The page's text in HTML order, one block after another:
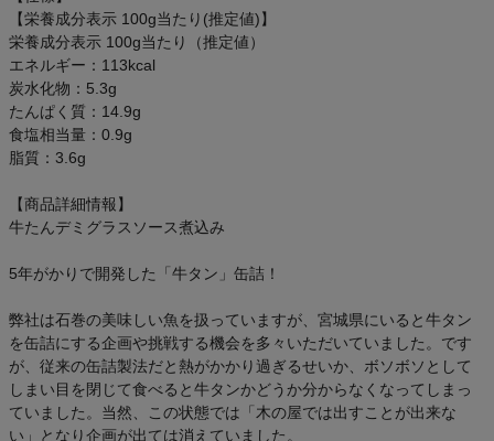
アウトレットセール
スタッフコーディネート
スタッフブログ
【栄養成分表示 100g当たり(推定値)】
栄養成分表示 100g当たり（推定値）
エネルギー：113kcal
炭水化物：5.3g
たんぱく質：14.9g
食塩相当量：0.9g
脂質：3.6g
【商品詳細情報】
牛たんデミグラスソース煮込み
5年がかりで開発した「牛タン」缶詰！
弊社は石巻の美味しい魚を扱っていますが、宮城県にいると牛タン
を缶詰にする企画や挑戦する機会を多々いただいていました。です
が、従来の缶詰製法だと熱がかかり過ぎるせいか、ボソボソとして
しまい目を閉じて食べると牛タンかどうか分からなくなってしまっ
ていました。当然、この状態では「木の屋では出すことが出来な
い」となり企画が出ては消えていました。